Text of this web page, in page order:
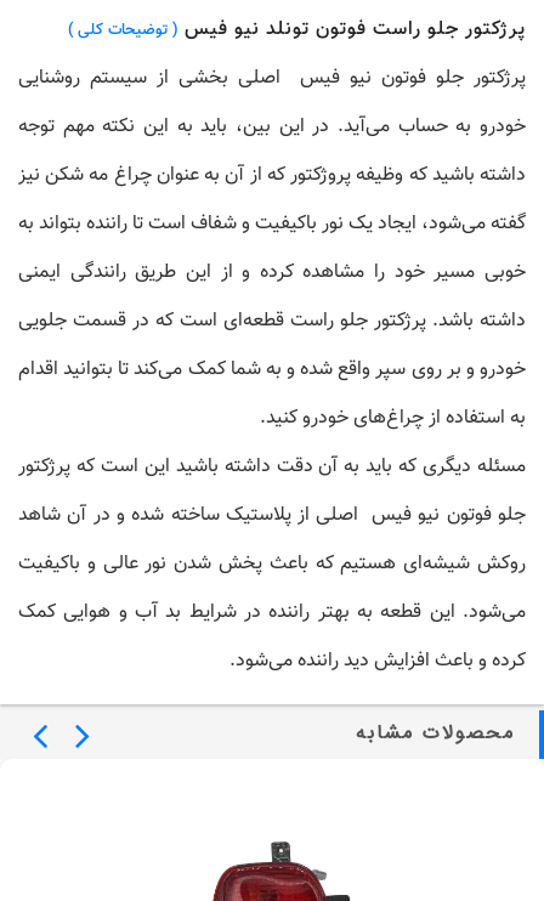
پرژکتور جلو راست فوتون تونلد نیو فیس ( توضیحات کلی )
پرژکتور جلو فوتون نیو فیس اصلی بخشی از سیستم روشنایی
خودرو به حساب می‌آید. در این بین، باید به این نکته مهم توجه
داشته باشید که وظیفه پروژکتور که از آن به عنوان چراغ مه شکن نیز
گفته می‌شود، ایجاد یک نور باکیفیت و شفاف است تا راننده بتواند به
خوبی مسیر خود را مشاهده کرده و از این طریق رانندگی ایمنی
داشته باشد. پرژکتور جلو راست قطعه‌ای است که در قسمت جلویی
خودرو و بر روی سپر واقع شده و به شما کمک می‌کند تا بتوانید اقدام
به استفاده از چراغ‌های خودرو کنید.
مسئله دیگری که باید به آن دقت داشته باشید این است که پرژکتور
جلو فوتون نیو فیس اصلی از پلاستیک ساخته شده و در آن شاهد
روکش شیشه‌ای هستیم که باعث پخش شدن نور عالی و باکیفیت
می‌شود. این قطعه به بهتر راننده در شرایط بد آب و هوایی کمک
کرده و باعث افزایش دید راننده می‌شود.
محصولات مشابه